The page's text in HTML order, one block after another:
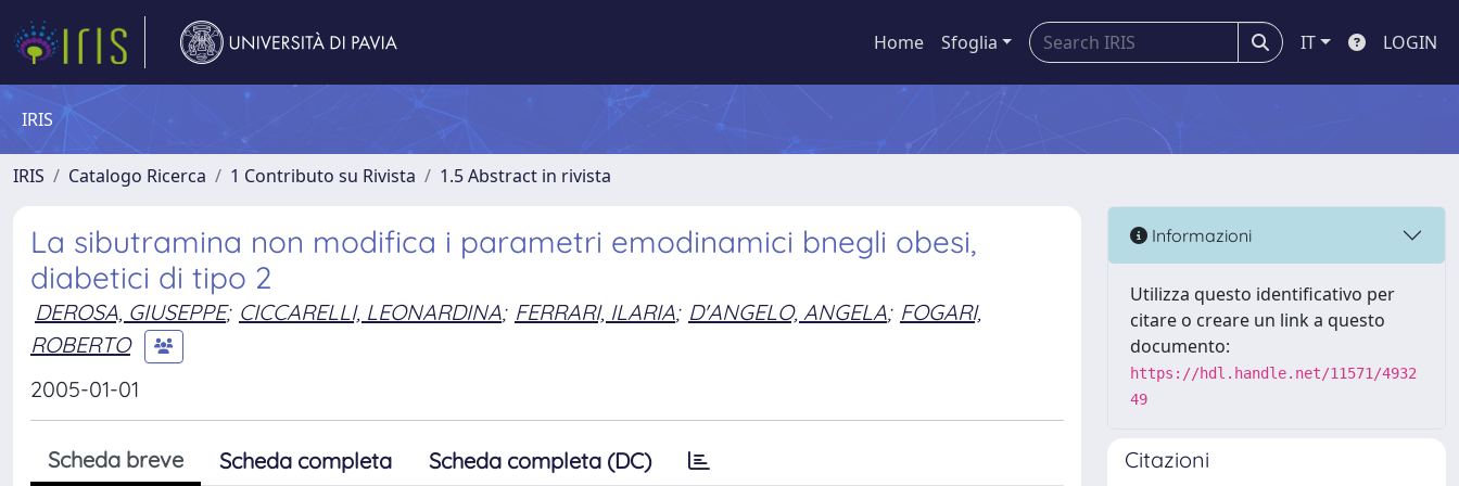
Home Sfoglia IT LOGIN
IRIS
IRIS Catalogo Ricerca 1 Contributo su Rivista 1.5 Abstract in rivista
La sibutramina non modifica i parametri emodinamici bnegli obesi,
diabetici di tipo 2
DEROSA, GIUSEPPE; CICCARELLI, LEONARDINA; FERRARI, ILARIA; D'ANGELO, ANGELA; FOGARI,
ROBERTO
2005-01-01
Scheda breve Scheda completa Scheda completa (DC)
Informazioni
Utilizza questo identificativo per
citare o creare un link a questo
documento:
https://hdl.handle.net/11571/4932
49
Citazioni